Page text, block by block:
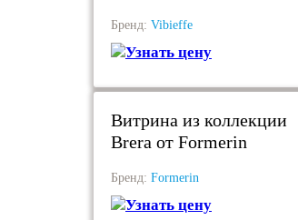
Бренд: Vibieffe
Узнать цену
Витрина из коллекции
Brera от Formerin
Бренд: Formerin
Узнать цену